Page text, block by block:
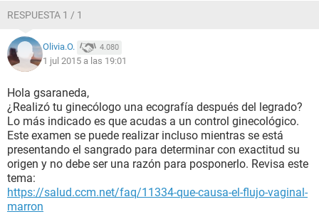
RESPUESTA 1 / 1
Olivia.O. 4.080
1 jul 2015 a las 19:01
Hola gsaraneda,
¿Realizó tu ginecólogo una ecografía después del legrado?
Lo más indicado es que acudas a un control ginecológico.
Este examen se puede realizar incluso mientras se está
presentando el sangrado para determinar con exactitud su
origen y no debe ser una razón para posponerlo. Revisa este
tema:
https://salud.ccm.net/faq/11334-que-causa-el-flujo-vaginal-
marron